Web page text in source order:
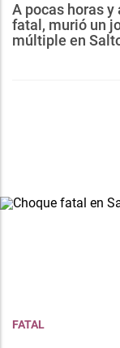
A pocas horas
fatal, murió un
múltiple en
FATAL